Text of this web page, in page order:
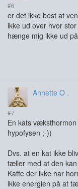
#6
er det ikke best at
ikke ud over hvor
hænge mig ikke ud
Annette O .
#7
En kats
hypofysen ;-))
Dvs. at en kat ikke
tæller med at den
Katte der ikke har
ikke energien på at